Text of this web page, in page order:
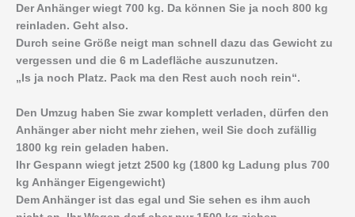
Der Anhänger wiegt 700 kg. Da können Sie ja noch 800 kg
reinladen. Geht also.
Durch seine Größe neigt man schnell dazu das Gewicht zu
vergessen und die 6 m Ladefläche auszunutzen.
„Is ja noch Platz. Pack ma den Rest auch noch rein“.
Den Umzug haben Sie zwar komplett verladen, dürfen den
Anhänger aber nicht mehr ziehen, weil Sie doch zufällig
1800 kg rein geladen haben.
Ihr Gespann wiegt jetzt 2500 kg (1800 kg Ladung plus 700
kg Anhänger Eigengewicht)
Dem Anhänger ist das egal und Sie sehen es ihm auch